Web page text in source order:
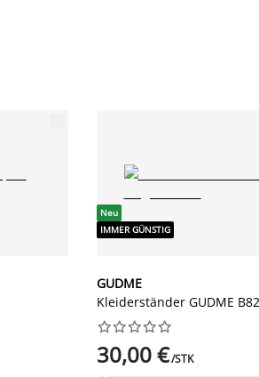
Neu
IMMER GÜNSTIG
GUDME
Kleiderständer GUDME






30,00 €/STK